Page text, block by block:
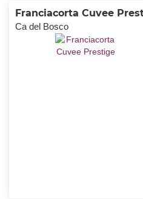
Franciacorta Cuvee
Ca del Bosco